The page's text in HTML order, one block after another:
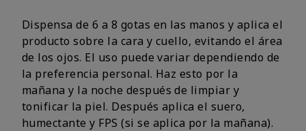
Dispensa de 6 a 8 gotas en las manos y aplica el
producto sobre la cara y cuello, evitando el área
de los ojos. El uso puede variar dependiendo de
la preferencia personal. Haz esto por la
mañana y la noche después de limpiar y
tonificar la piel. Después aplica el suero,
humectante y FPS (si se aplica por la mañana).